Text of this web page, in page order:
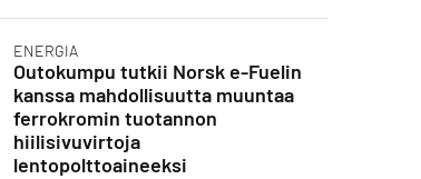
ENERGIA
Outokumpu tutkii Norsk e-Fuelin
kanssa mahdollisuutta muuntaa
ferrokromin tuotannon
hiilisivuvirtoja
lentopolttoaineeksi